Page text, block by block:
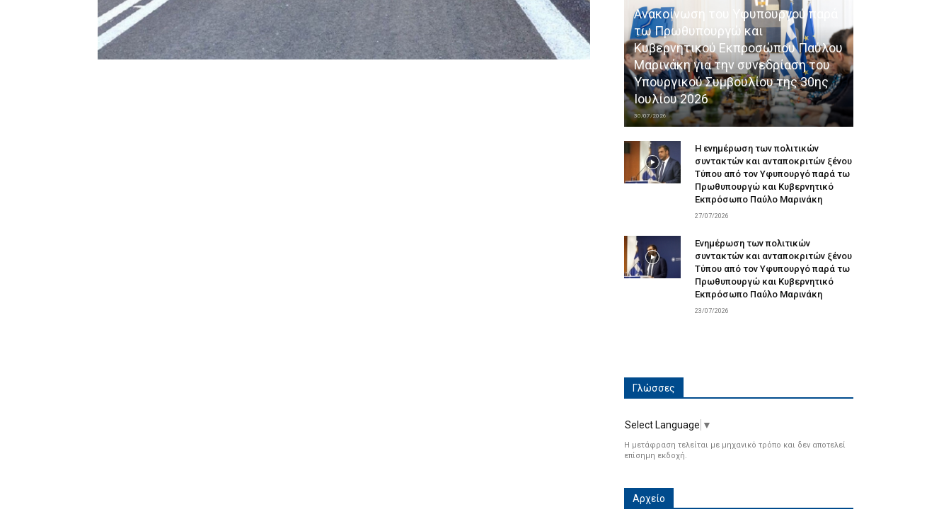
Ανακοίνωση του Υφυπουργού παρά
τω Πρωθυπουργώ και
Κυβερνητικού Εκπροσώπου Παύλου
Μαρινάκη για την συνεδρίαση του
Υπουργικού Συμβουλίου της 30ης
Ιουλίου 2026
30/07/2026
Η ενημέρωση των πολιτικών
συντακτών και ανταποκριτών ξένου
Τύπου από τον Υφυπουργό παρά τω
Πρωθυπουργώ και Κυβερνητικό
Εκπρόσωπο Παύλο Μαρινάκη
27/07/2026
Ενημέρωση των πολιτικών
συντακτών και ανταποκριτών ξένου
Τύπου από τον Υφυπουργό παρά τω
Πρωθυπουργώ και Κυβερνητικό
Εκπρόσωπο Παύλο Μαρινάκη
23/07/2026
Γλώσσες
Select Language ▼
Η μετάφραση τελείται με μηχανικό τρόπο και δεν αποτελεί
επίσημη εκδοχή.
Αρχείο